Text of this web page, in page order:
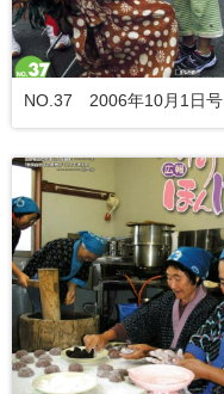
NO.37 2006年10月1日号